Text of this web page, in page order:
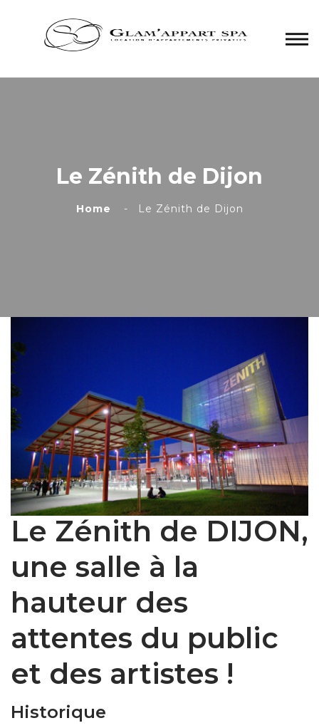
Le Zénith de Dijon
Home Le Zénith de Dijon
Le Zénith de DIJON,
une salle à la
hauteur des
attentes du public
et des artistes !
Historique